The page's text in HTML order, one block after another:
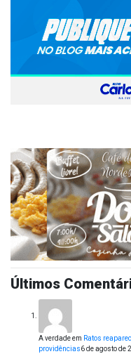
Últimos
A verdadeem Ratos
providências6 de agosto de